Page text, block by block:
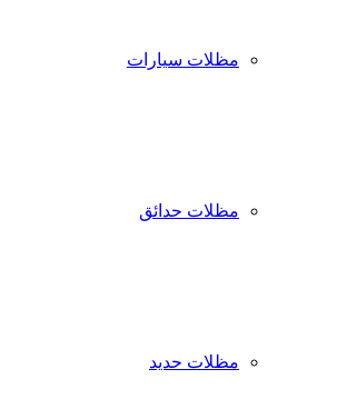
مظلات سيارات
مظلات حدائق
مظلات حديد